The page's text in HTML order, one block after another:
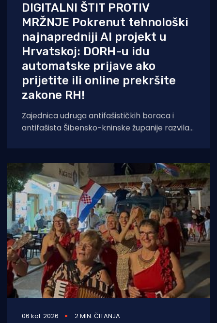
DIGITALNI ŠTIT PROTIV
MRŽNJE Pokrenut tehnološki
najnapredniji AI projekt u
Hrvatskoj: DORH-u idu
automatske prijave ako
prijetite ili online prekršite
zakone RH!
Zajednica udruga antifašističkih boraca i
antifašista Šibensko-kninske županije razvila
06 kol. 2026 2 MIN. ČITANJA